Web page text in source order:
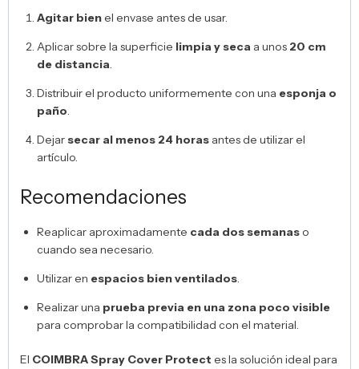
Agitar bienel envase antes de usar.
Aplicar sobre la superficie limpia y seca a unos 20 cm
de distancia.
Distribuir el producto uniformemente con una esponja o
paño.
Dejar secar al menos 24 horas antes de utilizar el
artículo.
Recomendaciones
Reaplicar aproximadamente cada dos semanaso
cuando sea necesario.
Utilizar en espacios bien ventilados.
Realizar una prueba previa en una zona poco visible
para comprobar la compatibilidad con el material.
El COIMBRA Spray Cover Protect es la solución ideal para